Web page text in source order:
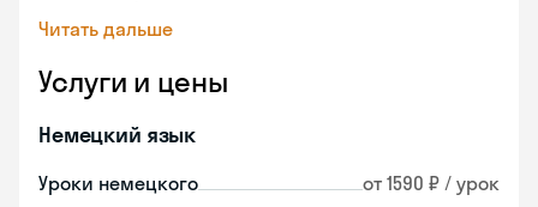
Читать дальше
Услуги и цены
Немецкий язык
Уроки немецкого от 1590 ₽ / урок